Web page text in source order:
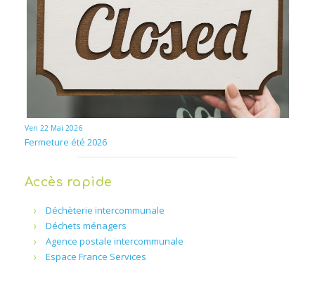
Ven 22 Mai 2026
Fermeture été 2026
Accès rapide
Déchèterie intercommunale
Déchets ménagers
Agence postale intercommunale
Espace France Services